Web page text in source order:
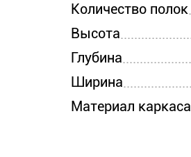
Количество полок
Высота
Глубина
Ширина
Материал каркаса